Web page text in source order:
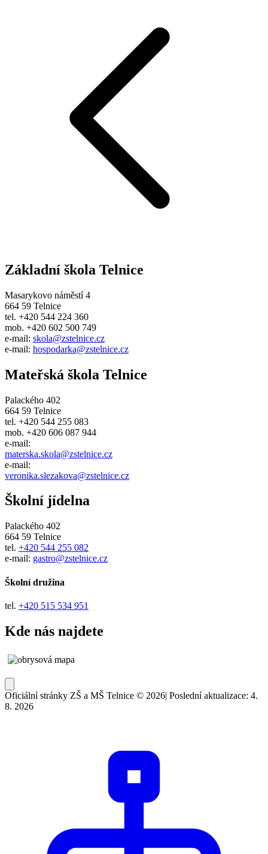
Základní škola Telnice
Masarykovo náměstí 4
664 59 Telnice
tel. +420 544 224 360
mob. +420 602 500 749
e-mail: skola@zstelnice.cz
e-mail: hospodarka@zstelnice.cz
Mateřská škola Telnice
Palackého 402
664 59 Telnice
tel. +420 544 255 083
mob. +420 606 087 944
e-mail:
materska.skola@zstelnice.cz
e-mail:
veronika.slezakova@zstelnice.cz
Školní jídelna
Palackého 402
664 59 Telnice
tel. +420 544 255 082
e-mail: gastro@zstelnice.cz
Školní družina
tel. +420 515 534 951
Kde nás najdete
Oficiální stránky ZŠ a MŠ Telnice © 2026| Poslední aktualizace: 4.
8. 2026